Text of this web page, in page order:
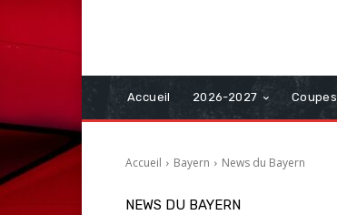
Accueil 2026-2027 Coupes
Accueil Bayern News du Bayern
NEWS DU BAYERN